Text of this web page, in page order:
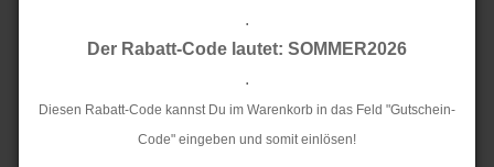
.
Der Rabatt-Code lautet: SOMMER2026
.
Diesen Rabatt-Code kannst Du im Warenkorb in das Feld "Gutschein-
Code" eingeben und somit einlösen!